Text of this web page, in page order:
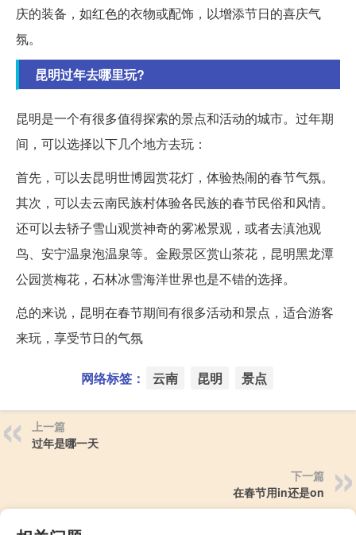
庆的装备，如红色的衣物或配饰，以增添节日的喜庆气
氛。
昆明过年去哪里玩?
昆明是一个有很多值得探索的景点和活动的城市。过年期
间，可以选择以下几个地方去玩：
首先，可以去昆明世博园赏花灯，体验热闹的春节气氛。
其次，可以去云南民族村体验各民族的春节民俗和风情。
还可以去轿子雪山观赏神奇的雾凇景观，或者去滇池观
鸟、安宁温泉泡温泉等。金殿景区赏山茶花，昆明黑龙潭
公园赏梅花，石林冰雪海洋世界也是不错的选择。
总的来说，昆明在春节期间有很多活动和景点，适合游客
来玩，享受节日的气氛
网络标签： 云南 昆明 景点
上一篇
过年是哪一天
下一篇
在春节用in还是on